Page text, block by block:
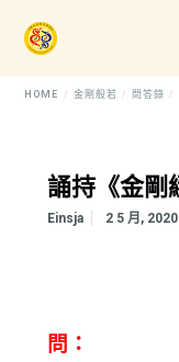
HOME 金剛般若 問答錄
誦持《金剛
Einsja 2 5 月, 2020
問：